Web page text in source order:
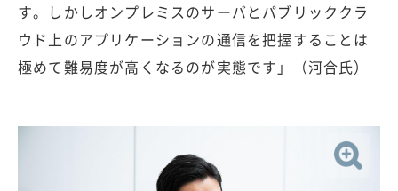
す。しかしオンプレミスのサーバとパブリッククラ
ウド上のアプリケーションの通信を把握することは
極めて難易度が高くなるのが実態です」（河合氏）